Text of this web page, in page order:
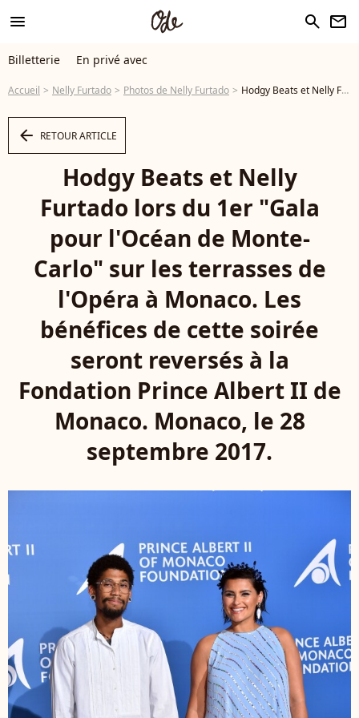
menu search newsletter
Billetterie En privé avec
Accueil Nelly Furtado Photos de Nelly Furtado Hodgy Beats et Nelly Furtado lors du 1er "Gala pour l'Océan de Monte-Carlo" sur les terrasses de l'Opéra à Monaco. Les bénéfices de cette soirée seront reversés à la Fondation Prince Albert II de Monaco. Monaco, le 28 septembre 2017. © Bruno Bebert/Bestimage - Photo
arrow_left RETOUR ARTICLE
Hodgy Beats et Nelly
Furtado lors du 1er "Gala
pour l'Océan de Monte-
Carlo" sur les terrasses de
l'Opéra à Monaco. Les
bénéfices de cette soirée
seront reversés à la
Fondation Prince Albert II de
Monaco. Monaco, le 28
septembre 2017.